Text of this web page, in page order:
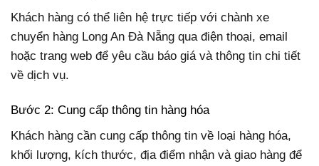
Khách hàng có thể liên hệ trực tiếp với chành xe
chuyển hàng Long An Đà Nẵng qua điện thoại, email
hoặc trang web để yêu cầu báo giá và thông tin chi tiết
về dịch vụ.
Bước 2: Cung cấp thông tin hàng hóa
Khách hàng cần cung cấp thông tin về loại hàng hóa,
khối lượng, kích thước, địa điểm nhận và giao hàng để